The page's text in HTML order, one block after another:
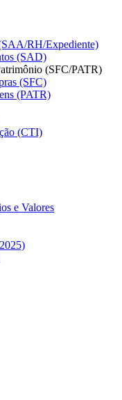
RH/Expediente)
(SAD)
(SFC/PATR)
(SFC)
(PATR)
(CTI)
e Valores